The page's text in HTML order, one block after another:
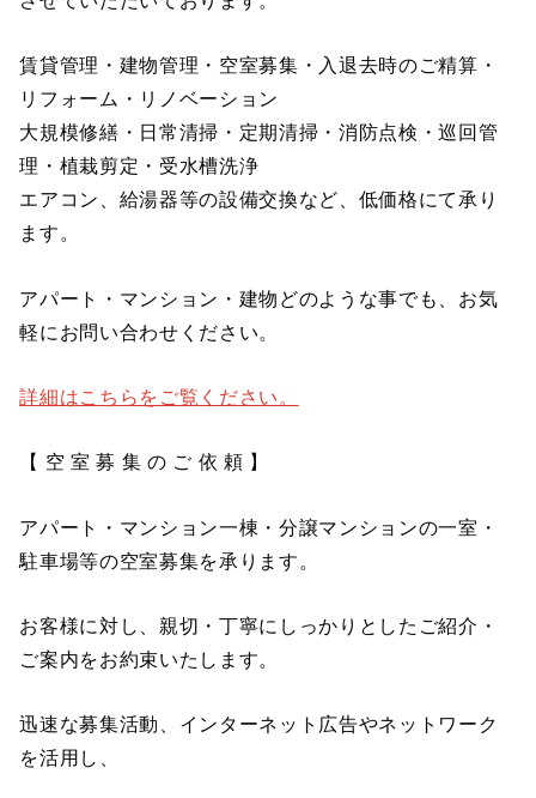
賃貸管理・建物管理・空室募集・入退去時のご精算・
リフォーム・リノベーション
大規模修繕・日常清掃・定期清掃・消防点検・巡回管
理・植栽剪定・受水槽洗浄
エアコン、給湯器等の設備交換など、低価格にて承り
ます。
アパート・マンション・建物どのような事でも、お気
軽にお問い合わせください。
詳細はこちらをご覧ください。
【 空 室 募 集 の ご 依 頼 】
アパート・マンション一棟・分譲マンションの一室・
駐車場等の空室募集を承ります。
お客様に対し、親切・丁寧にしっかりとしたご紹介・
ご案内をお約束いたします。
迅速な募集活動、インターネット広告やネットワーク
を活用し、